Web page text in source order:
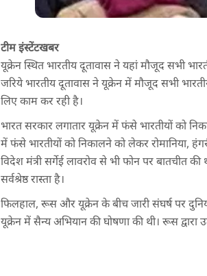
टीम इंस्टेंटखबर
यूक्रेन स्थित भारतीय दूतावास ने यहां मौजूद सभी
जरिये भारतीय दूतावास ने यूक्रेन में मौजूद सभी
लिए काम कर रही है।
भारत सरकार लगातार यूक्रेन में फंसे भारतीयों को
में फंसे भारतीयों को निकालने को लेकर
विदेश मंत्री सर्गेई लावरोव से भी फोन पर बातचीत
सर्वश्रेष्ठ रास्ता है।
फिलहाल, रूस और यूक्रेन के बीच जारी संघर्ष पर
यूक्रेन में सैन्य अभियान की घोषणा की थी। रूस द्वारा